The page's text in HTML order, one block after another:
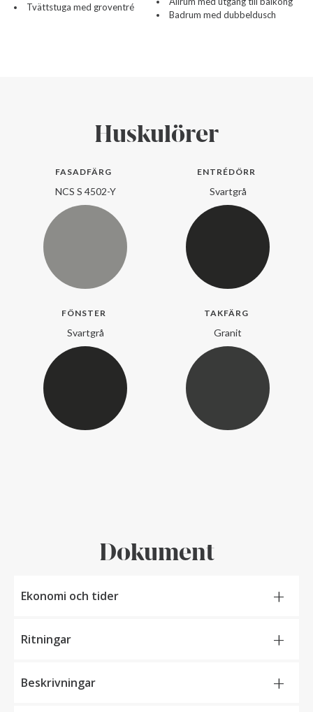
Tvättstuga med groventré
Badrum med dubbeldusch
Huskulörer
FASADFÄRG
NCS S 4502-Y
ENTRÉDÖRR
Svartgrå
FÖNSTER
Svartgrå
TAKFÄRG
Granit
Dokument
Ekonomi och tider +
Ritningar +
Beskrivningar +